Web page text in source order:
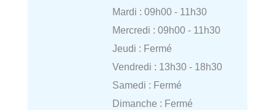
Mardi : 09h00 - 11h30
Mercredi : 09h00 - 11h30
Jeudi : Fermé
Vendredi : 13h30 - 18h30
Samedi : Fermé
Dimanche : Fermé